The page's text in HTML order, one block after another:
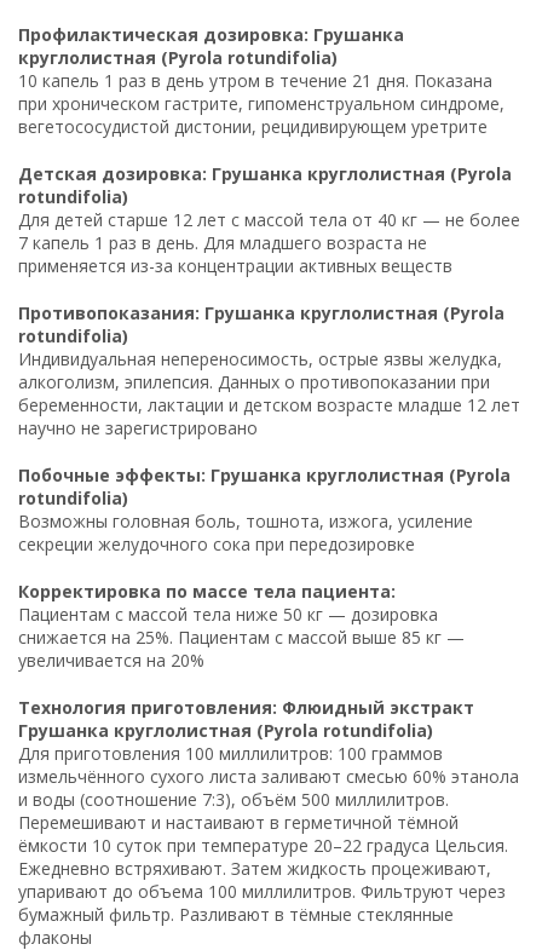
Профилактическая дозировка: Грушанка
круглолистная (Pyrola rotundifolia)
10 капель 1 раз в день утром в течение 21 дня. Показана
при хроническом гастрите, гипоменструальном синдроме,
вегетососудистой дистонии, рецидивирующем уретрите
Детская дозировка: Грушанка круглолистная (Pyrola
rotundifolia)
Для детей старше 12 лет с массой тела от 40 кг — не более
7 капель 1 раз в день. Для младшего возраста не
применяется из-за концентрации активных веществ
Противопоказания: Грушанка круглолистная (Pyrola
rotundifolia)
Индивидуальная непереносимость, острые язвы желудка,
алкоголизм, эпилепсия. Данных о противопоказании при
беременности, лактации и детском возрасте младше 12 лет
научно не зарегистрировано
Побочные эффекты: Грушанка круглолистная (Pyrola
rotundifolia)
Возможны головная боль, тошнота, изжога, усиление
секреции желудочного сока при передозировке
Корректировка по массе тела пациента:
Пациентам с массой тела ниже 50 кг — дозировка
снижается на 25%. Пациентам с массой выше 85 кг —
увеличивается на 20%
Технология приготовления: Флюидный экстракт
Грушанка круглолистная (Pyrola rotundifolia)
Для приготовления 100 миллилитров: 100 граммов
измельчённого сухого листа заливают смесью 60% этанола
и воды (соотношение 7:3), объём 500 миллилитров.
Перемешивают и настаивают в герметичной тёмной
ёмкости 10 суток при температуре 20–22 градуса Цельсия.
Ежедневно встряхивают. Затем жидкость процеживают,
упаривают до объема 100 миллилитров. Фильтруют через
бумажный фильтр. Разливают в тёмные стеклянные
флаконы